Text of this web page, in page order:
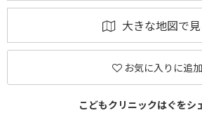
大きな地図で
お気に入りに追加
こどもクリニックはぐをシ